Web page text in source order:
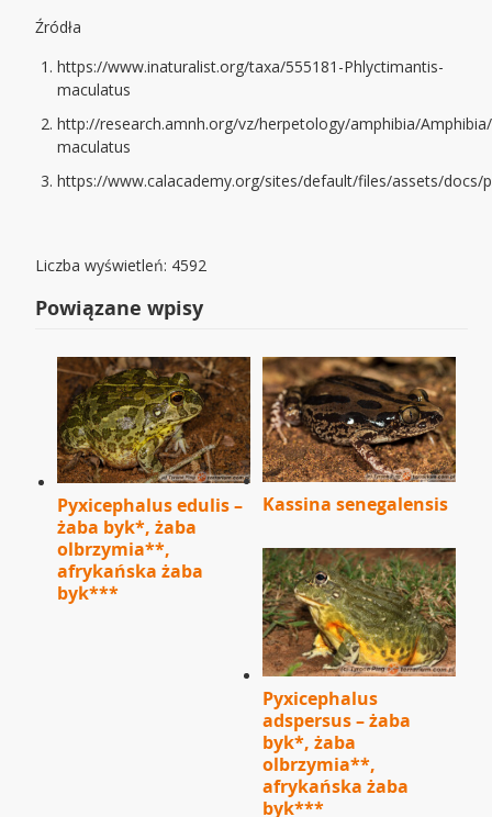
Źródła
https://www.inaturalist.org/taxa/555181-Phlyctimantis-
maculatus
http://research.amnh.org/vz/herpetology/amphibia/
maculatus
https://www.calacademy.org/sites/default/files/assets/docs/
Liczba wyświetleń: 4592
Powiązane wpisy
Pyxicephalus edulis –
żaba byk*, żaba
olbrzymia**,
afrykańska żaba
byk***
Kassina senegalensis
Pyxicephalus
adspersus – żaba
byk*, żaba
olbrzymia**,
afrykańska żaba
byk***